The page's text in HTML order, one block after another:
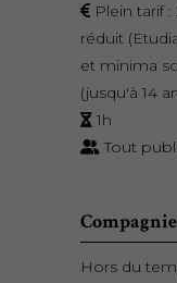
Plein tarif :
réduit
et minima
(jusqu'à 14
1h
Tout
Compagnie
Hors du